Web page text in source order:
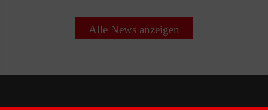
Alle News anzeigen